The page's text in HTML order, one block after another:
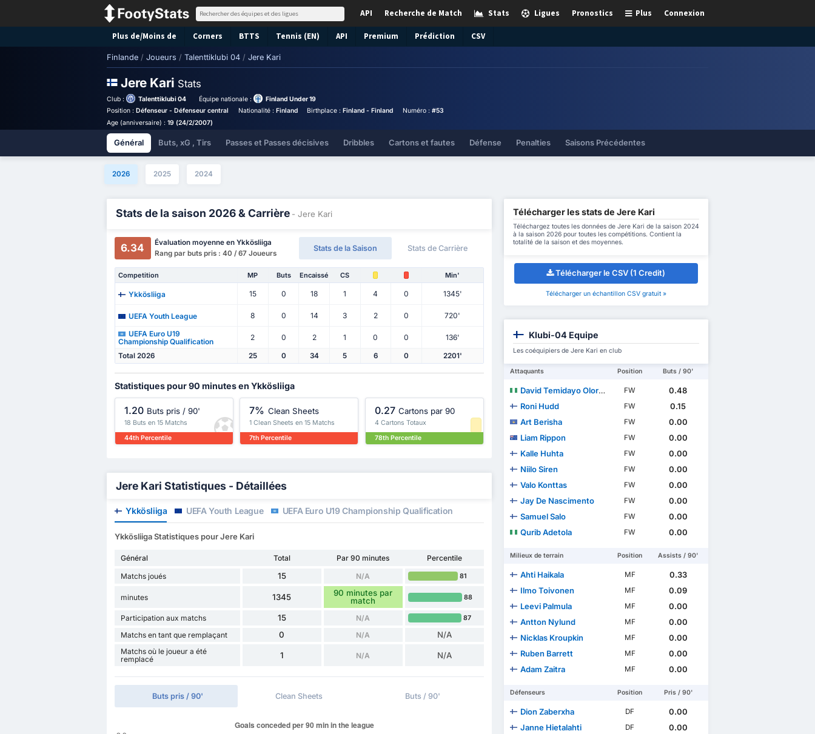
Connexion
Plus
Pronostics
Ligues
Stats
Recherche de Match
API
Plus de/Moins de Corners BTTS Tennis (EN) API Premium Prédiction CSV
Finlande / Joueurs / Talenttiklubi 04 / Jere Kari
Jere Kari Stats
Club : Talenttiklubi 04 Équipe nationale :
Finland Under 19
Position : Défenseur - Défenseur central Nationalité : Finland Birthplace :Finland - Finland Numéro : #53
Age (anniversaire) : 19 (24/2/2007)
Général Buts, xG , Tirs Passes et Passes décisives Dribbles Cartons et fautes Défense Penalties Saisons Précédentes
2026 2025 2024
Stats de la saison 2026 & Carrière - Jere Kari
6.34
Évaluation moyenne en Ykkösliiga
Rang par buts pris : 40 / 67 Joueurs
Stats de la Saison Stats de Carrière
Competition MP Buts Encaissé CS Min'
Ykkösliiga 15 0 18 1 4 0 1345'
UEFA Youth League 8 0 14 3 2 0
720'
UEFA Euro U19
Championship Qualification
2 0 2 1 0 0 136'
Total 2026 25 0 34 5 6 0 2201'
Statistiques pour 90 minutes en Ykkösliiga
1.20 Buts pris / 90'
18 Buts en 15 Matchs
44th Percentile
7% Clean Sheets
1 Clean Sheets en 15 Matchs
7th Percentile
0.27 Cartons par 90
4 Cartons Totaux
78th Percentile
Jere Kari Statistiques - Détaillées
Ykkösliiga UEFA Youth League UEFA Euro U19 Championship Qualification
Ykkösliiga Statistiques pour Jere Kari
Général Total Par 90 minutes
Percentile
Matchs joués
15 N/A 81
minutes 1345
90 minutes par
match
88
Participation aux matchs 15 N/A 87
Matchs en tant que remplaçant 0 N/A N/A
Matchs où le joueur a été
remplacé
1 N/A N/A
Buts pris / 90' Clean Sheets Buts / 90'
Télécharger les stats de Jere Kari
Téléchargez toutes les données de Jere Kari de la saison 2024
à la saison 2026 pour toutes les compétitions. Contient la
totalité de la saison et des moyennes.
Télécharger le CSV (1 Credit)
Télécharger un échantillon CSV gratuit »
Klubi-04 Equipe
Les coéquipiers de Jere Kari en club
Attaquants Position Buts / 90'
David Temidayo Olorunfemi FW
0.48
Roni Hudd
FW
0.15
Art Berisha
FW
0.00
Liam Rippon
FW
0.00
Kalle Huhta
FW
0.00
Niilo Siren
FW
0.00
Valo Konttas
FW
0.00
Jay De Nascimento
FW
0.00
Samuel Salo
FW
0.00
Qurib Adetola
FW 0.00
Milieux de terrain Position Assists / 90'
Ahti Haikala MF
0.33
Ilmo Toivonen
MF
0.09
Leevi Palmula
MF
0.00
Antton Nylund
MF
0.00
Nicklas Kroupkin
MF
0.00
Ruben Barrett
MF
0.00
Adam Zaitra
MF 0.00
Défenseurs Position Pris / 90'
Dion Zaberxha DF
0.00
Janne Hietalahti
DF
0.00